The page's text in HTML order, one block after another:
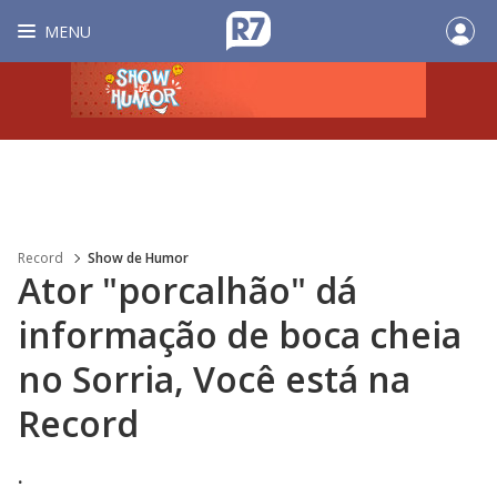
MENU
Record Show de Humor
Ator "porcalhão" dá
informação de boca cheia
no Sorria, Você está na
Record
.